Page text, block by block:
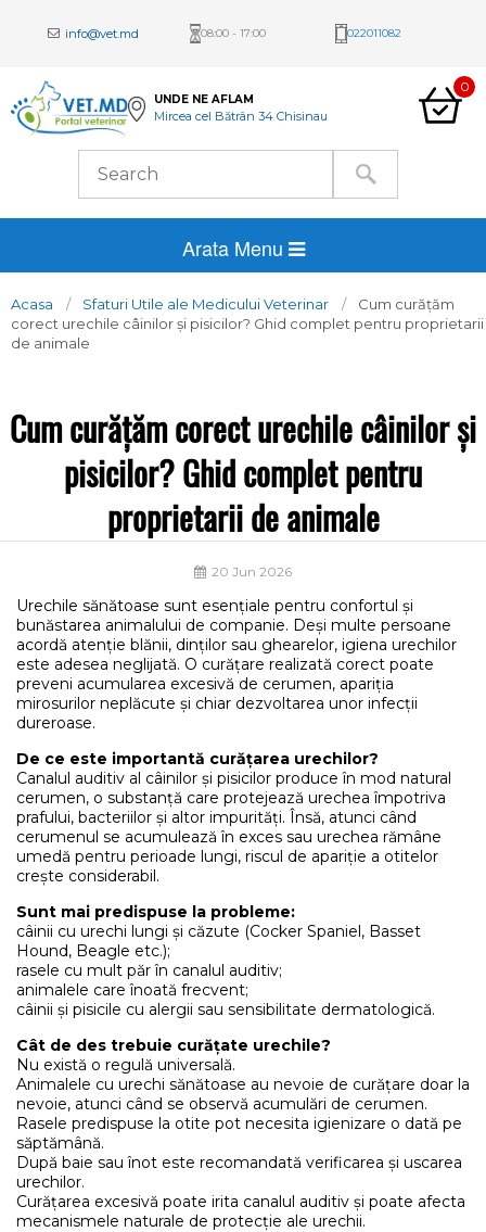
info@vet.md 08:00 - 17:00 022011082
UNDE NE AFLAM
Mircea cel Bătrân 34 Chisinau
0
Arata Menu
Acasa Sfaturi Utile ale Medicului Veterinar
Cum curățăm
corect urechile câinilor și pisicilor? Ghid complet pentru proprietarii
de animale
Cum curățăm corect urechile câinilor și
pisicilor? Ghid complet pentru
proprietarii de animale
20 Jun 2026
Urechile sănătoase sunt esențiale pentru confortul și
bunăstarea animalului de companie. Deși multe persoane
acordă atenție blănii, dinților sau ghearelor, igiena urechilor
este adesea neglijată. O curățare realizată corect poate
preveni acumularea excesivă de cerumen, apariția
mirosurilor neplăcute și chiar dezvoltarea unor infecții
dureroase.
De ce este importantă curățarea urechilor?
Canalul auditiv al câinilor și pisicilor produce în mod natural
cerumen, o substanță care protejează urechea împotriva
prafului, bacteriilor și altor impurități. Însă, atunci când
cerumenul se acumulează în exces sau urechea rămâne
umedă pentru perioade lungi, riscul de apariție a otitelor
crește considerabil.
Sunt mai predispuse la probleme:
câinii cu urechi lungi și căzute (Cocker Spaniel, Basset
Hound, Beagle etc.);
rasele cu mult păr în canalul auditiv;
animalele care înoată frecvent;
câinii și pisicile cu alergii sau sensibilitate dermatologică.
Cât de des trebuie curățate urechile?
Nu există o regulă universală.
Animalele cu urechi sănătoase au nevoie de curățare doar la
nevoie, atunci când se observă acumulări de cerumen.
Rasele predispuse la otite pot necesita igienizare o dată pe
săptămână.
După baie sau înot este recomandată verificarea și uscarea
urechilor.
Curățarea excesivă poate irita canalul auditiv și poate afecta
mecanismele naturale de protecție ale urechii.